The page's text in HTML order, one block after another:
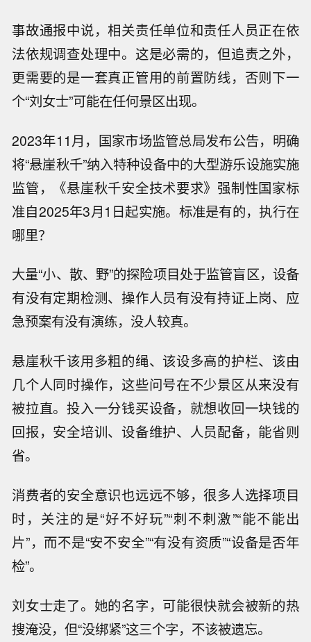
事故通报中说，相关责任单位和责任人员正在依
法依规调查处理中。这是必需的，但追责之外，
更需要的是一套真正管用的前置防线，否则下一
个“刘女士”可能在任何景区出现。
2023年11月，国家市场监管总局发布公告，明确
将“悬崖秋千”纳入特种设备中的大型游乐设施实施
监管，《悬崖秋千安全技术要求》强制性国家标
准自2025年3月1日起实施。标准是有的，执行在
哪里？
大量“小、散、野”的探险项目处于监管盲区，设备
有没有定期检测、操作人员有没有持证上岗、应
急预案有没有演练，没人较真。
悬崖秋千该用多粗的绳、该设多高的护栏、该由
几个人同时操作，这些问号在不少景区从来没有
被拉直。投入一分钱买设备，就想收回一块钱的
回报，安全培训、设备维护、人员配备，能省则
省。
消费者的安全意识也远远不够，很多人选择项目
时，关注的是“好不好玩”“刺不刺激”“能不能出
片”，而不是“安不安全”“有没有资质”“设备是否年
检”。
刘女士走了。她的名字，可能很快就会被新的热
搜淹没，但“没绑紧”这三个字，不该被遗忘。